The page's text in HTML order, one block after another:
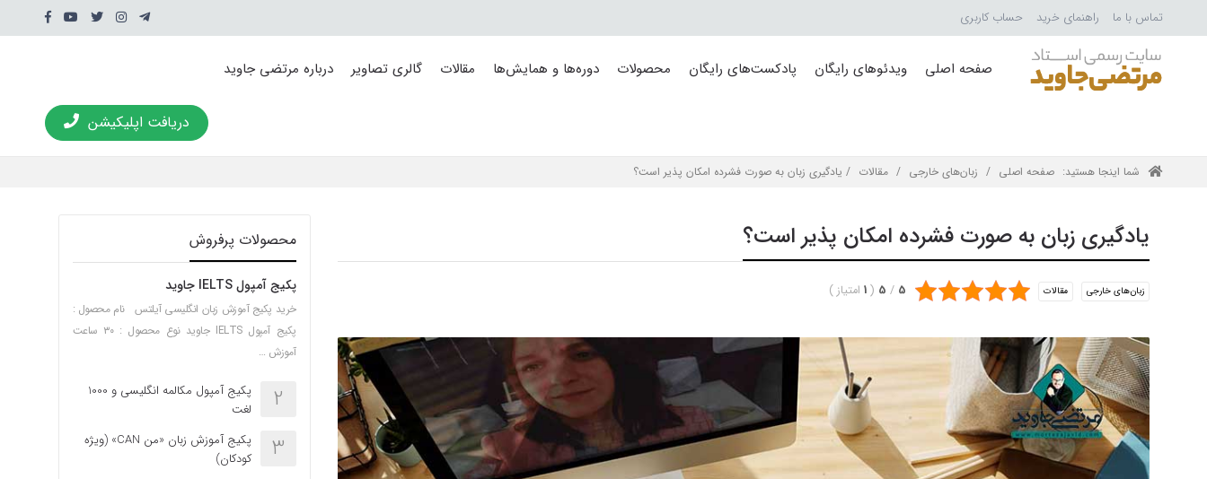
تماس با ما راهنمای خرید حساب کاربری
صفحه اصلی ویدئوهای رایگان پادکست‌های رایگان محصولات دوره‌ها و همایش‌ها مقالات گالری تصاویر درباره مرتضی جاوید
دریافت اپلیکیشن
شما اینجا هستید: صفحه اصلی / زبان‌های خارجی / مقالات / یادگیری زبان به صورت فشرده امکان پذیر است؟
یادگیری زبان به صورت فشرده امکان پذیر است؟
زبان‌های خارجی مقالات 5
/
5
(
1 امتیاز)
محصولات پرفروش
پکیج آمپول IELTS جاوید
خرید پکیج آموزش زبان انگلیسی آیلتس نام محصول :
پکیج آمپول IELTS جاوید نوع محصول : ۳۰ ساعت
آموزش …
2
پکیج آمپول مکالمه انگلیسی و 1000
لغت
3
پکیج آموزش زبان «من CAN» (ویژه
کودکان)